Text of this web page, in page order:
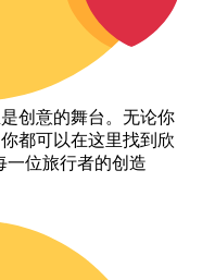
创意的舞台。无论你
都可以在这里找到欣
一位旅行者的创造